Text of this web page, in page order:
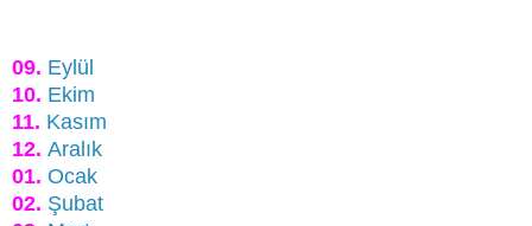
09. Eylül
10. Ekim
11. Kasım
12. Aralık
01. Ocak
02. Şubat